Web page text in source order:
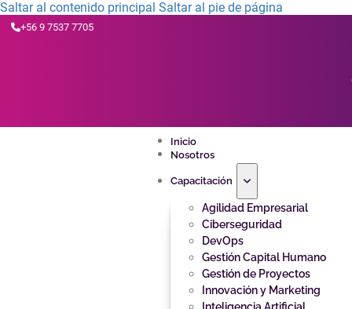
Saltar al contenido principal Saltar al pie de página
+56 9 7537 7705
Inicio
Nosotros
Capacitación
Agilidad Empresarial
Ciberseguridad
DevOps
Gestión Capital Humano
Gestión de Proyectos
Innovación y Marketing
Inteligencia Artificial